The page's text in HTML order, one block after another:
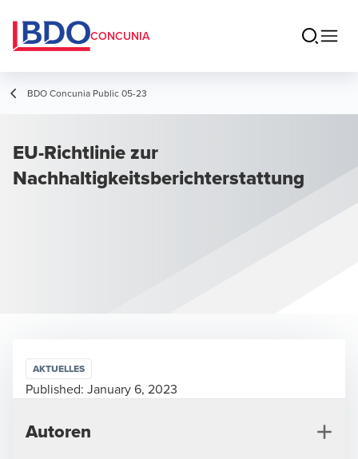
CONCUNIA
BDO Concunia Public 05-23
EU-Richtlinie zur
Nachhaltigkeitsberichterstattung
AKTUELLES
Published: January 6, 2023
Autoren